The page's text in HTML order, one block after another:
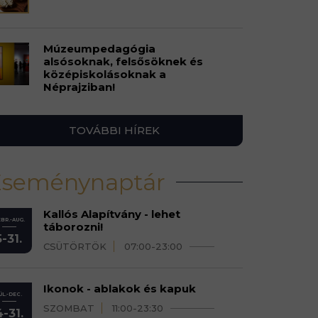
Múzeumpedagógia
alsósoknak, felsősöknek és
középiskolásoknak a
Néprajziban!
TOVÁBBI HÍREK
AUG.
31.
Kallós Alapítvány - lehet
táborozni!
CSÜTÖRTÖK 07:00-23:00
DEC.
31.
Ikonok - ablakok és kapuk
SZOMBAT 11:00-23:30